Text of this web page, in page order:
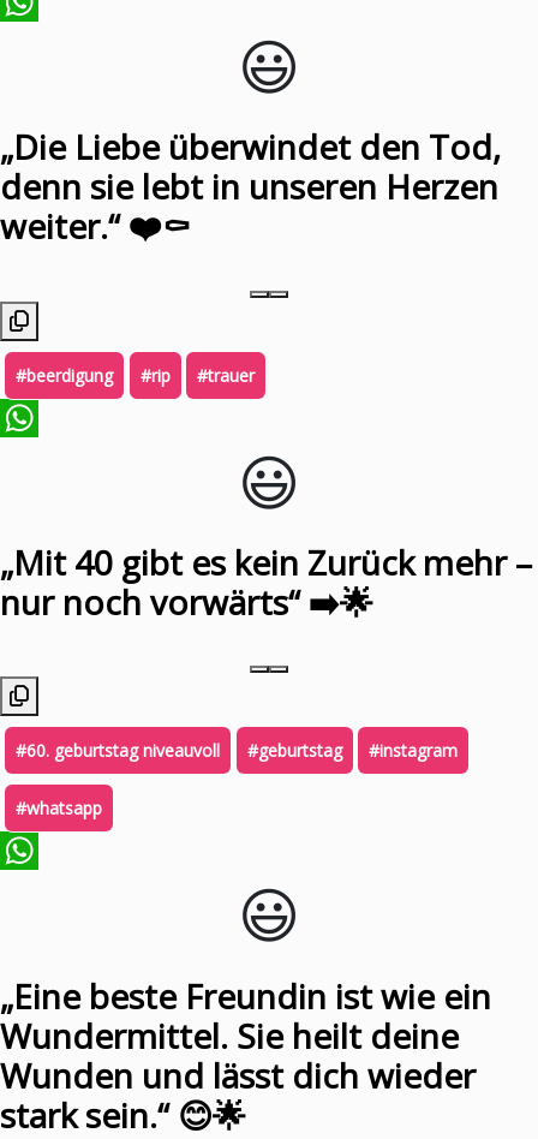
😃️
„Die Liebe überwindet den Tod,
denn sie lebt in unseren Herzen
weiter.“ ❤️⚰️
#beerdigung #rip #trauer
😃️
„Mit 40 gibt es kein Zurück mehr –
nur noch vorwärts“ ➡️🌟
#60. geburtstag niveauvoll #geburtstag #instagram
#whatsapp
😃️
„Eine beste Freundin ist wie ein
Wundermittel. Sie heilt deine
Wunden und lässt dich wieder
stark sein.“ 😊🌟